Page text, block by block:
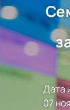
Дата
07